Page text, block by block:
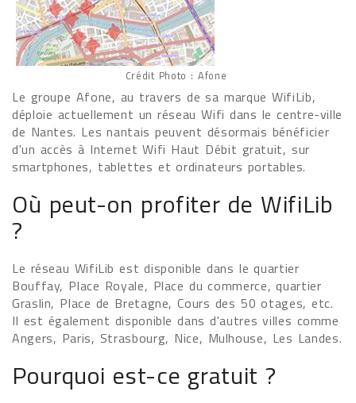
Crédit Photo : Afone
Le groupe Afone, au travers de sa marque WifiLib,
déploie actuellement un réseau Wifi dans le centre-ville
de Nantes. Les nantais peuvent désormais bénéficier
d'un accès à Internet Wifi Haut Débit gratuit, sur
smartphones, tablettes et ordinateurs portables.
Où peut-on profiter de WifiLib
?
Le réseau WifiLib est disponible dans le quartier
Bouffay, Place Royale, Place du commerce, quartier
Graslin, Place de Bretagne, Cours des 50 otages, etc.
Il est également disponible dans d'autres villes comme
Angers, Paris, Strasbourg, Nice, Mulhouse, Les Landes.
Pourquoi est-ce gratuit ?